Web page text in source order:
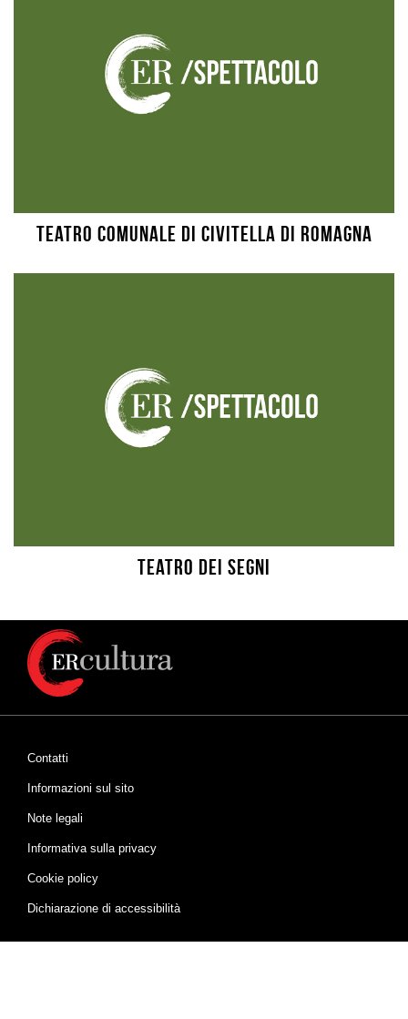
Teatro Comunale di Civitella di Romagna
Teatro dei Segni
Contatti
Informazioni sul sito
Note legali
Informativa sulla privacy
Cookie policy
Dichiarazione di accessibilità